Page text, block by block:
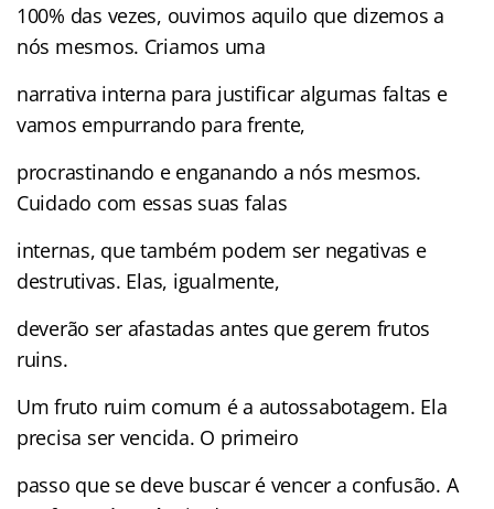
100% das vezes, ouvimos aquilo que dizemos a
nós mesmos. Criamos uma
narrativa interna para justificar algumas faltas e
vamos empurrando para frente,
procrastinando e enganando a nós mesmos.
Cuidado com essas suas falas
internas, que também podem ser negativas e
destrutivas. Elas, igualmente,
deverão ser afastadas antes que gerem frutos
ruins.
Um fruto ruim comum é a autossabotagem. Ela
precisa ser vencida. O primeiro
passo que se deve buscar é vencer a confusão. A